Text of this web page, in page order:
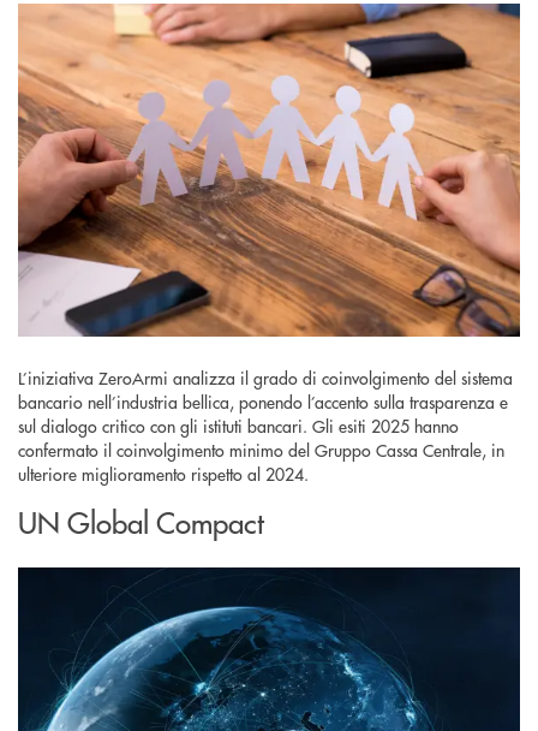
L’iniziativa ZeroArmi analizza il grado di coinvolgimento del sistema
bancario nell’industria bellica, ponendo l’accento sulla trasparenza e
sul dialogo critico con gli istituti bancari. Gli esiti 2025 hanno
confermato il coinvolgimento minimo del Gruppo Cassa Centrale, in
ulteriore miglioramento rispetto al 2024.
UN Global Compact